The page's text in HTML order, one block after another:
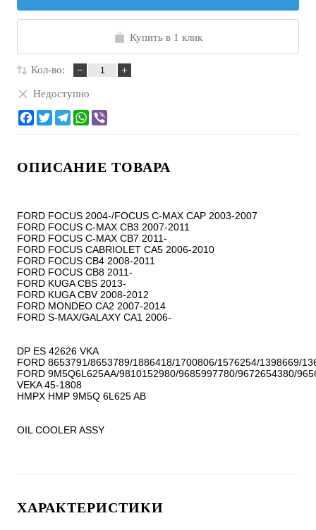
Купить в 1 клик
Кол-во:
Недоступно
ОПИСАНИЕ ТОВАРА
FORD FOCUS 2004-/FOCUS C-MAX CAP 2003-2007
FORD FOCUS C-MAX CB3 2007-2011
FORD FOCUS C-MAX CB7 2011-
FORD FOCUS CABRIOLET CA5 2006-2010
FORD FOCUS CB4 2008-2011
FORD FOCUS CB8 2011-
FORD KUGA CBS 2013-
FORD KUGA CBV 2008-2012
FORD MONDEO CA2 2007-2014
FORD S-MAX/GALAXY CA1 2006-
DP ES 42626 VKA
FORD 8653791/8653789/1886418/1700806/1576254/1398669/
FORD 9M5Q6L625AA/9810152980/9685997780/9672654380/
VEKA 45-1808
HMPX HMP 9M5Q 6L625 AB
OIL COOLER ASSY
ХАРАКТЕРИСТИКИ